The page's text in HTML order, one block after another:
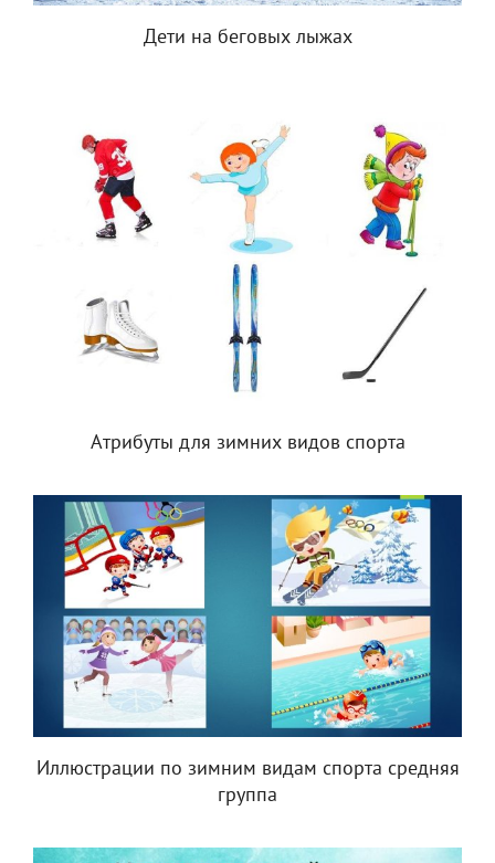
Дети на беговых лыжах
Атрибуты для зимних видов спорта
Иллюстрации по зимним видам спорта средняя
группа